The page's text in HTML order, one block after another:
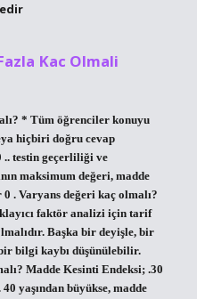
Kac Olmali
* Tüm öğrenciler konuyu
hiçbiri doğru cevap
.. testin geçerliliği ve
maksimum değeri, madde
. Varyans değeri kaç olmalı?
faktör analizi için tarif
Başka bir deyişle, bir
bilgi kaybı düşünülebilir.
Madde Kesinti Endeksi; .30
yaşından büyükse, madde